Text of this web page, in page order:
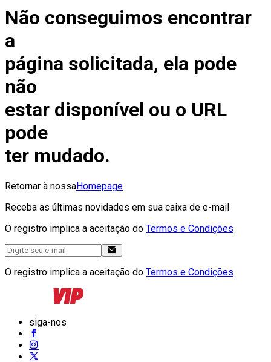
Não conseguimos encontrar
a
página solicitada, ela pode
não
estar disponível ou o URL
pode
ter mudado.
Retornar à nossaHomepage
Receba as últimas novidades em sua caixa de e-mail
O registro implica a aceitação do Termos e Condições
O registro implica a aceitação do Termos e Condições
siga-nos